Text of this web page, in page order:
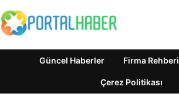
Güncel Haberler Firma Rehberi
Çerez Politikası